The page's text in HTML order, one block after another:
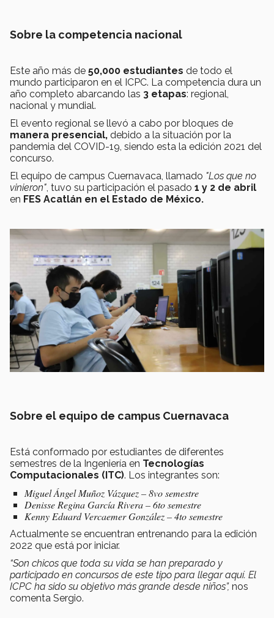
Sobre la competencia nacional
Este año más de 50,000 estudiantes de todo el
mundo participaron en el ICPC. La competencia dura un
año completo abarcando las 3 etapas: regional,
nacional y mundial.
El evento regional se llevó a cabo por bloques de
manera presencial, debido a la situación por la
pandemia del COVID-19, siendo esta la edición 2021 del
concurso.
El equipo de campus Cuernavaca, llamado "Los que no
vinieron" , tuvo su participación el pasado 1 y 2 de abril
en FES Acatlán en el Estado de México.
Sobre el equipo de campus Cuernavaca
Está conformado por estudiantes de diferentes
semestres de la Ingeniería en Tecnologías
Computacionales (ITC). Los integrantes son:
Miguel Ángel Muñoz Vázquez – 8vo semestre
Denisse Regina García Rivera – 6to semestre
Kenny Eduard Vercaemer González – 4to semestre
Actualmente se encuentran entrenando para la edición
2022 que está por iniciar.
“Son chicos que toda su vida se han preparado y
participado en concursos de este tipo para llegar aquí. El
ICPC ha sido su objetivo más grande desde niños”, nos
comenta Sergio.